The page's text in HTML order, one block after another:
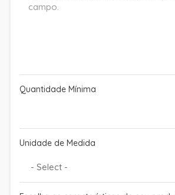
Quantidade Mínima
Unidade de Medida